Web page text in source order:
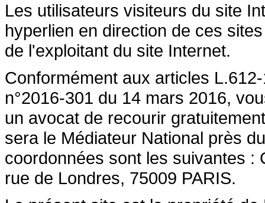
Les utilisateurs visiteurs du site
hyperlien en direction de ces
de l'exploitant du site Internet.
Conformément aux articles
n°2016-301 du 14 mars 2016,
un avocat de recourir
sera le Médiateur National près
coordonnées sont les suivantes :
rue de Londres, 75009 PARIS.